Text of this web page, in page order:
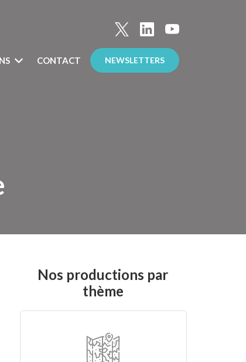
CONTACT NEWSLETTERS
Nos productions par
thème